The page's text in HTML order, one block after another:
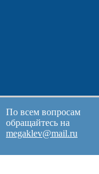
По всем вопросам
обращайтесь на
megaklev@mail.ru